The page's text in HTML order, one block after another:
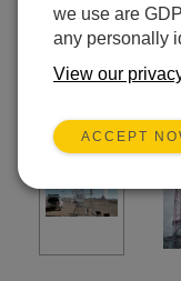
we use are
any personally
View our
ACCEPT